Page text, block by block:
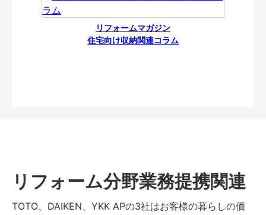
リフォームマガジン
住宅向け収納関連コラム
リフォーム分野業務提携関連
TOTO、DAIKEN、YKK APの3社はお客様の暮らしの価